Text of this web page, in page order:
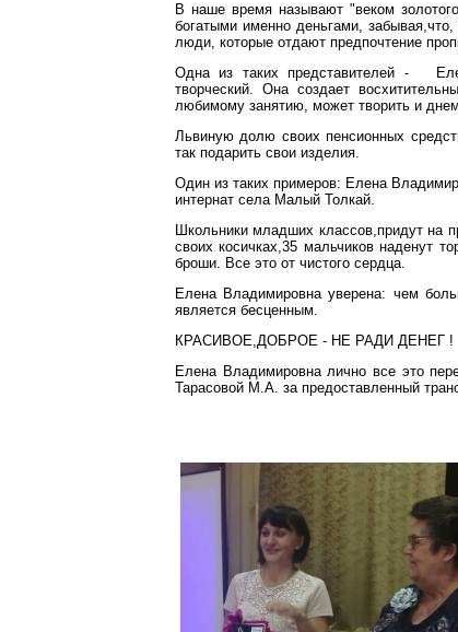
В наше время называют "веком
богатыми именно деньгами,
люди, которые отдают предпочтение
Одна из таких представителей -
творческий. Она создает
любимому занятию, может творить и
Львиную долю своих пенсионных
так подарить свои изделия.
Один из таких примеров: Елена
интернат села Малый Толкай.
Школьники младших классов,придут на
своих косичках,35 мальчиков наденут
броши. Все это от чистого сердца.
Елена Владимировна уверена: чем
является бесценным.
КРАСИВОЕ,ДОБРОЕ - НЕ РАДИ ДЕНЕГ !
Елена Владимировна лично все это
Тарасовой М.А. за предоставленный